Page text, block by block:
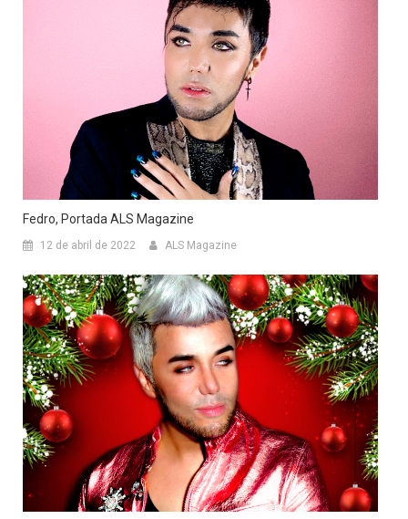
Fedro, Portada ALS Magazine
12 de abril de 2022 ALS Magazine